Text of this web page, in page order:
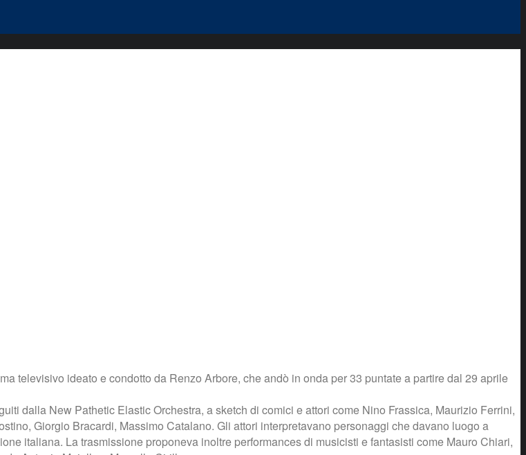
televisivo ideato e condotto da Renzo Arbore, che andò in onda per 33 puntate a partire dal 29 aprile
dalla New Pathetic Elastic Orchestra, a sketch di comici e attori come Nino Frassica, Maurizio Ferrini,
Giorgio Bracardi, Massimo Catalano. Gli attori interpretavano personaggi che davano luogo a
italiana. La trasmissione proponeva inoltre performances di musicisti e fantasisti come Mauro Chiari,